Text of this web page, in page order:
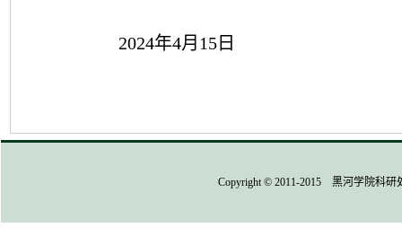
2024年4月 15 日
Copyright © 2011-2015 黑河学院科